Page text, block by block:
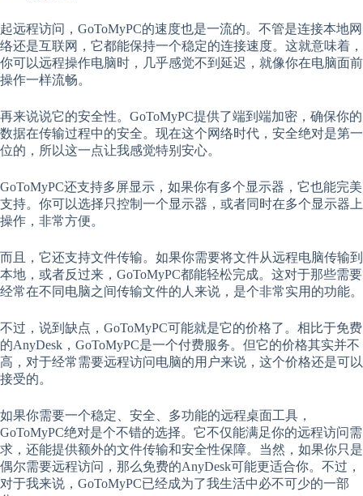
起远程访问，GoToMyPC的速度也是一流的。不管是连接本地网
络还是互联网，它都能保持一个稳定的连接速度。这就意味着，
你可以远程操作电脑时，几乎感觉不到延迟，就像你在电脑面前
操作一样流畅。
再来说说它的安全性。GoToMyPC提供了端到端加密，确保你的
数据在传输过程中的安全。现在这个网络时代，安全绝对是第一
位的，所以这一点让我感觉特别安心。
GoToMyPC还支持多屏显示，如果你有多个显示器，它也能完美
支持。你可以选择只控制一个显示器，或者同时在多个显示器上
操作，非常方便。
而且，它还支持文件传输。如果你需要将文件从远程电脑传输到
本地，或者反过来，GoToMyPC都能轻松完成。这对于那些需要
经常在不同电脑之间传输文件的人来说，是个非常实用的功能。
不过，说到缺点，GoToMyPC可能就是它的价格了。相比于免费
的AnyDesk，GoToMyPC是一个付费服务。但它的价格其实并不
高，对于经常需要远程访问电脑的用户来说，这个价格还是可以
接受的。
如果你需要一个稳定、安全、多功能的远程桌面工具，
GoToMyPC绝对是个不错的选择。它不仅能满足你的远程访问需
求，还能提供额外的文件传输和安全性保障。当然，如果你只是
偶尔需要远程访问，那么免费的AnyDesk可能更适合你。不过，
对于我来说，GoToMyPC已经成为了我生活中必不可少的一部